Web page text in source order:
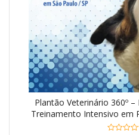
Plantão Veterinário 360º
Treinamento Intensivo em
da Rotina Hospitalar –